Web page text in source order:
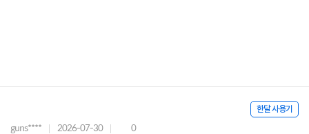
한달 사용기
guns**** 2026-07-30 0